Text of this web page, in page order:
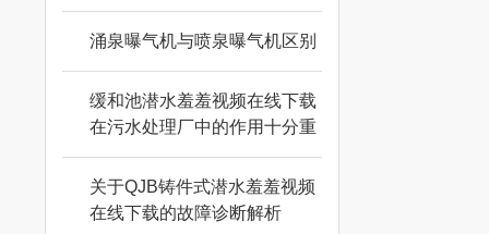
涌泉曝气机与喷泉曝气机区别
缓和池潜水羞羞视频在线下载
在污水处理厂中的作用十分重
要
关于QJB铸件式潜水羞羞视频
在线下载的故障诊断解析